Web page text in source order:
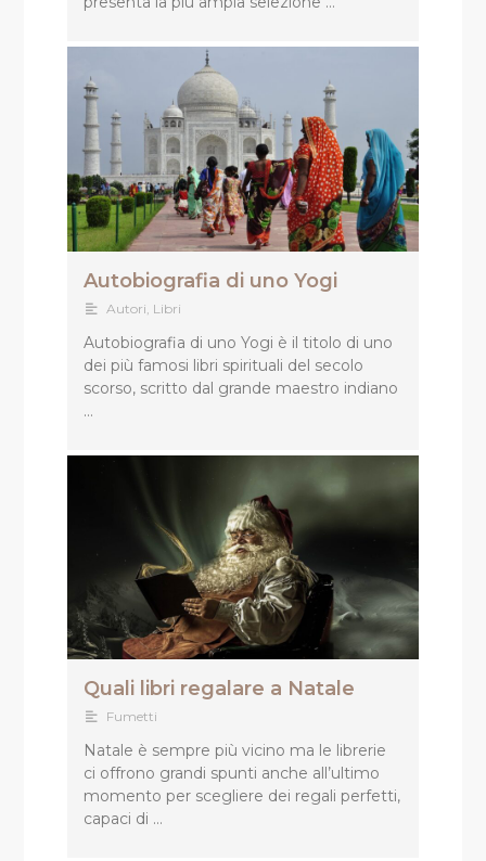
Autobiografia di uno Yogi
Autori Libri
Autobiografia di uno Yogi è il titolo di uno
dei più famosi libri spirituali del secolo
scorso, scritto dal grande maestro indiano
…
Quali libri regalare a Natale
Fumetti
Natale è sempre più vicino ma le librerie
ci offrono grandi spunti anche all’ultimo
momento per scegliere dei regali perfetti,
capaci di …